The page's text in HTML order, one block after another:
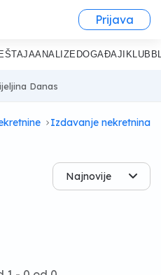
Prijava
ANALIZE DOGAĐAJI KLUB
Danas
Izdavanje nekretnina
Najnovije